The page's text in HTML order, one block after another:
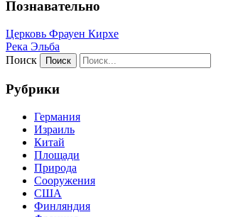
Познавательно
Церковь Фрауен Кирхе
Река Эльба
Поиск
Рубрики
Германия
Израиль
Китай
Площади
Природа
Сооружения
США
Финляндия